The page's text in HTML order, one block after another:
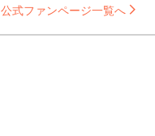
公式ファンページ一覧へ